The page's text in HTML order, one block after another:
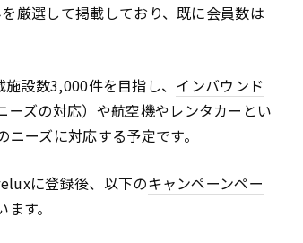
厳選して掲載しており、既に会員数は
設数3,000件を目指し、 インバウンド
ズの対応）や航空機やレンタカーとい
ーズに対応する予定です。
に登録後、以下のキャンペーンペー
す。